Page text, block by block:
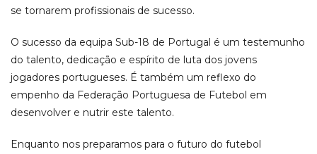
se tornarem profissionais de sucesso.
O sucesso da equipa Sub-18 de Portugal é um testemunho
do talento, dedicação e espírito de luta dos jovens
jogadores portugueses. É também um reflexo do
empenho da Federação Portuguesa de Futebol em
desenvolver e nutrir este talento.
Enquanto nos preparamos para o futuro do futebol